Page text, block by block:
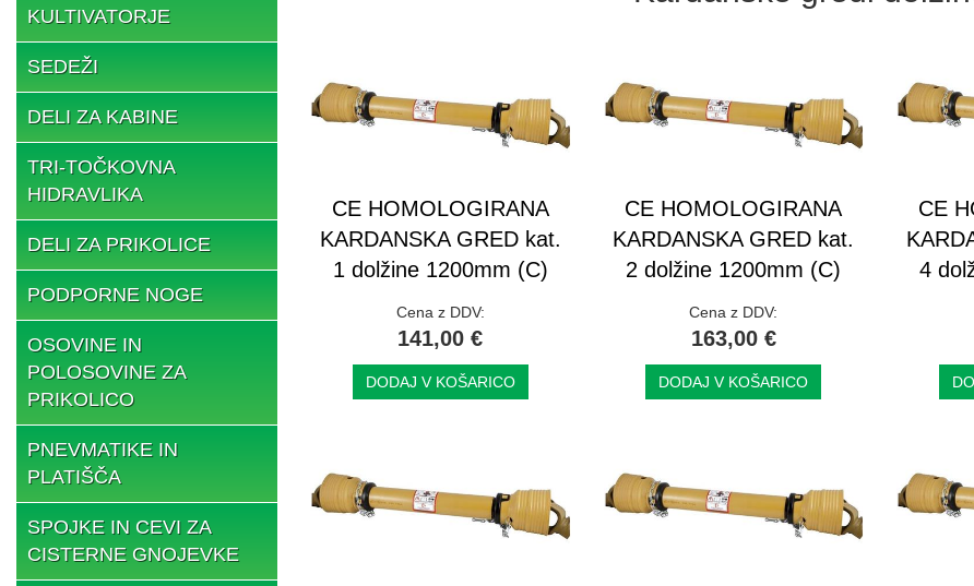
KULTIVATORJE
SEDEŽI
DELI ZA KABINE
TRI-TOČKOVNA
HIDRAVLIKA
DELI ZA PRIKOLICE
PODPORNE NOGE
OSOVINE IN
POLOSOVINE ZA
PRIKOLICO
PNEVMATIKE IN
PLATIŠČA
SPOJKE IN CEVI ZA
CISTERNE GNOJEVKE
CE HOMOLOGIRANA
KARDANSKA GRED kat.
1 dolžine 1200mm (C)
Cena z DDV:
141,00 €
DODAJ V KOŠARICO
CE HOMOLOGIRANA
KARDANSKA GRED kat.
2 dolžine 1200mm (C)
Cena z DDV:
163,00 €
DODAJ V KOŠARICO
CE
4